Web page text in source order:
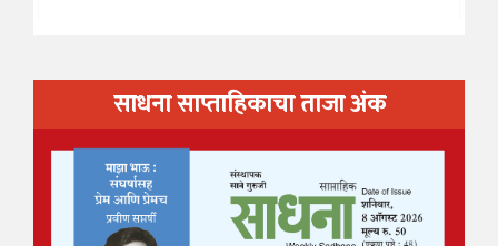
साधना साप्ताहिकाचा ताजा अंक